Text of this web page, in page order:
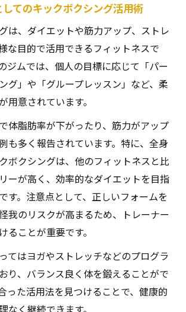
スに強くなるキックボクシングのト
ング法
てのキックボクシング活用術
は、ダイエットや筋力アップ、ストレ
な目的で活用できるフィットネスで
ジムでは、個人の目標に応じて「パー
グ」や「グループレッスン」など、柔
用意されています。
体脂肪率が下がったり、筋力がアップ
も多く報告されています。特に、全身
ボクシングは、他のフィットネスと比
ーが高く、効率的なダイエットを目指
す。注意点として、正しいフォームを
我のリスクが高まるため、トレーナー
ることが重要です。
てはヨガやストレッチなどのプログラ
り、バランス良く体を鍛えることがで
った活用法を見つけることで、健康的
なく継続できます。